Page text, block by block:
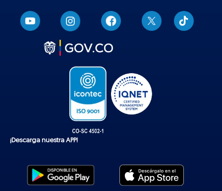
T
i
k
¡Descarga nuestra APP!